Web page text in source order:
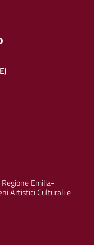
Emilia-
Artistici Culturali e